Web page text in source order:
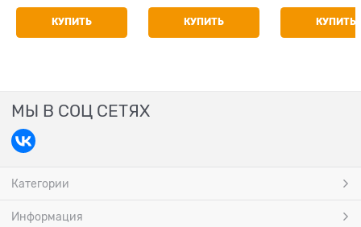
КУПИТЬ КУПИТЬ КУПИТЬ
МЫ В СОЦ СЕТЯХ
Категории
Информация